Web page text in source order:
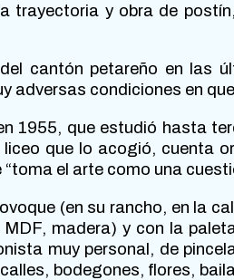
y obra de
cantón petareño en las
adversas condiciones en
1955, que estudió hasta
que lo acogió, cuenta
el arte como una
(en su rancho, en la
madera) y con la
muy personal, de
bodegones, flores,